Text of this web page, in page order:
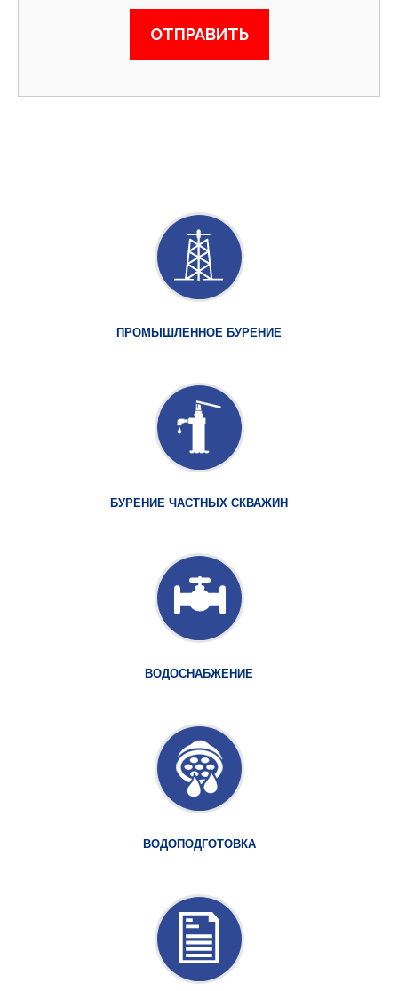
ПРОМЫШЛЕННОЕ БУРЕНИЕ
БУРЕНИЕ ЧАСТНЫХ СКВАЖИН
ВОДОСНАБЖЕНИЕ
ВОДОПОДГОТОВКА